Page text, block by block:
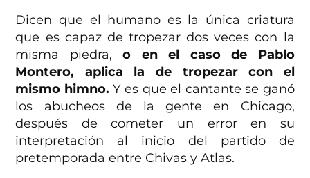
Dicen que el humano es la única criatura
que es capaz de tropezar dos veces con la
misma piedra,o en el caso de Pablo
Montero, aplica la de tropezar con el
mismo himno.Y es que el cantante se ganó
los abucheos de la gente en Chicago,
después de cometer un error en su
interpretación al inicio del partido de
pretemporada entre Chivas y Atlas.